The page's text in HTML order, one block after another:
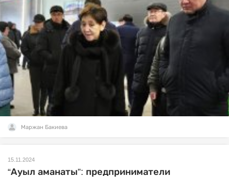
Маржан Бакиева
15.11.2024
“Ауыл аманаты”: предприниматели